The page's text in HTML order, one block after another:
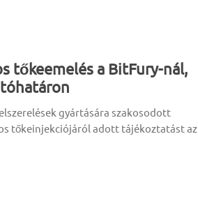
tőkeemelés a BitFury-nál,
gyártására szakosodott
tőkeinjekciójáról adott tájékoztatást az